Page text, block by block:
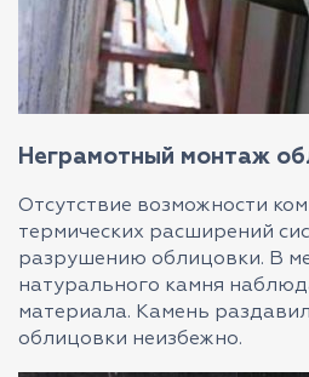
Неграмотный монтаж
Отсутствие возможности
термических расширений
разрушению облицовки. В
натурального камня
материала. Камень
облицовки неизбежно.